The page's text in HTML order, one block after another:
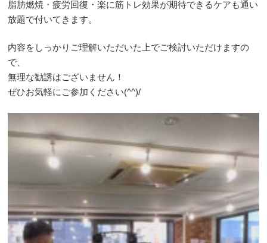
脂肪燃焼・疲労回復・楽に筋トレ効果が期待できるケアも通い
放題で付いてきます。
内容をしっかりご理解いただいた上でご検討いただけますの
で、
無理な勧誘はございません！
ぜひお気軽にご参加ください(^^)/